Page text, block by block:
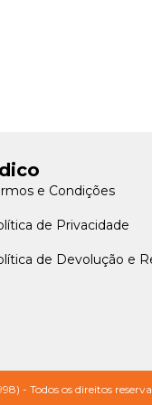
e Condições
de Privacidade
de Devolução e
- Todos os direitos